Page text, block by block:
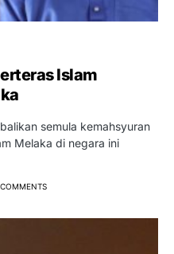
Islam
semula kemahsyuran
Melaka di negara ini